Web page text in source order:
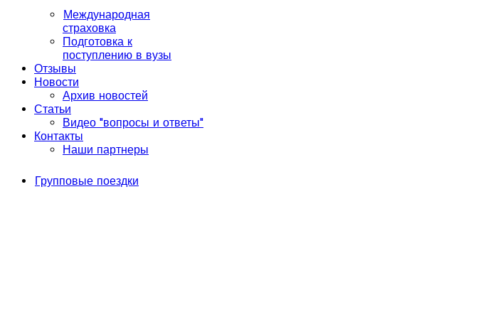
Международная
страховка
Подготовка к
поступлению в вузы
Отзывы
Новости
Архив новостей
Статьи
Видео "вопросы и ответы"
Контакты
Наши партнеры
Групповые поездки